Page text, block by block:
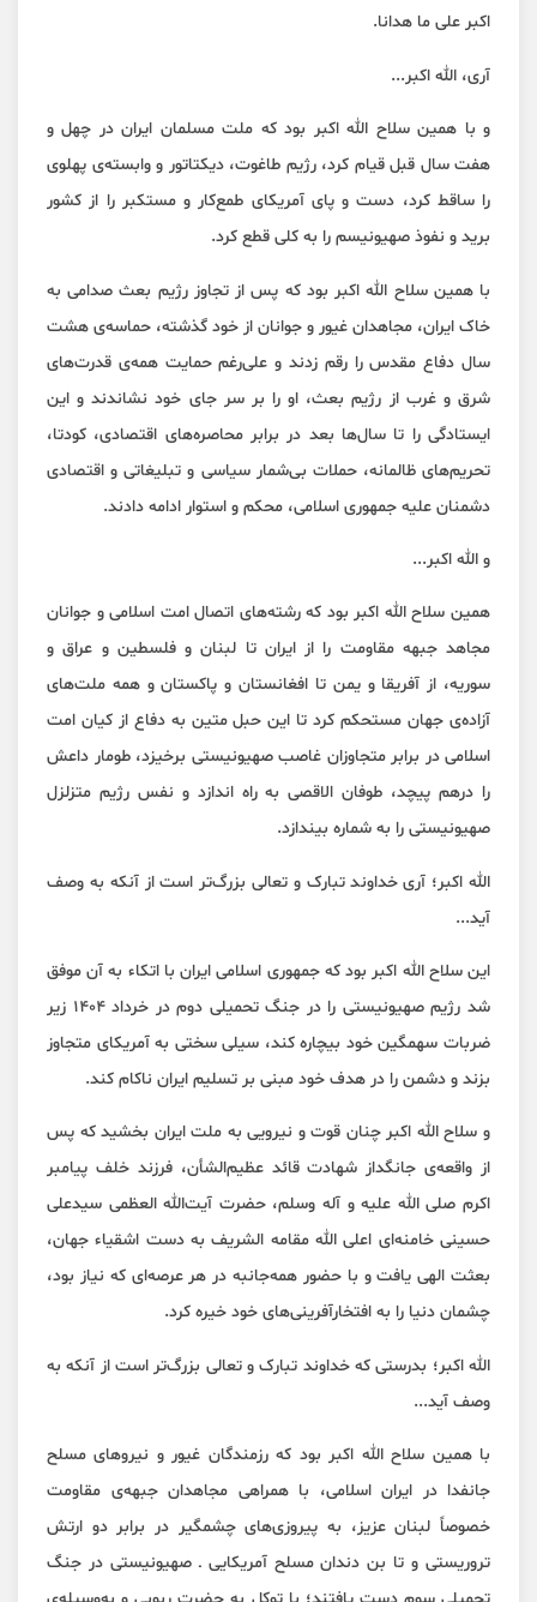
اکبر علی ما هدانا.
آری، الله اکبر...
و با همین سلاح الله اکبر بود که ملت مسلمان ایران در چهل و
هفت سال قبل قیام کرد، رژیم طاغوت، دیکتاتور و وابسته‌ی پهلوی
را ساقط کرد، دست و پای آمریکای طمع‌کار و مستکبر را از کشور
برید و نفوذ صهیونیسم را به کلی قطع کرد.
با همین سلاح الله اکبر بود که پس از تجاوز رژیم بعث صدامی به
خاک ایران، مجاهدان غیور و جوانان از خود گذشته، حماسه‌ی هشت
سال دفاع مقدس را رقم زدند و علی‌رغم حمایت همه‌ی قدرت‌های
شرق و غرب از رژیم بعث، او را بر سر جای خود نشاندند و این
ایستادگی را تا سال‌ها بعد در برابر محاصره‌های اقتصادی، کودتا،
تحریم‌های ظالمانه، حملات بی‌شمار سیاسی و تبلیغاتی و اقتصادی
دشمنان علیه جمهوری اسلامی، محکم و استوار ادامه دادند.
و الله اکبر...
همین سلاح الله اکبر بود که رشته‌های اتصال امت اسلامی و جوانان
مجاهد جبهه مقاومت را از ایران تا لبنان و فلسطین و عراق و
سوریه، از آفریقا و یمن تا افغانستان و پاکستان و همه ملت‌های
آزاده‌ی جهان مستحکم کرد تا این حبل متین به دفاع از کیان امت
اسلامی در برابر متجاوزان غاصب صهیونیستی برخیزد، طومار داعش
را درهم پیچد، طوفان الاقصی به راه اندازد و نفس رژیم متزلزل
صهیونیستی را به شماره بیندازد.
الله اکبر؛ آری خداوند تبارک و تعالی بزرگ‌تر است از آنکه به وصف
آید...
این سلاح الله اکبر بود که جمهوری اسلامی ایران با اتکاء به آن موفق
شد رژیم صهیونیستی را در جنگ تحمیلی دوم در خرداد ۱۴۰۴ زیر
ضربات سهمگین خود بیچاره کند، سیلی سختی به آمریکای متجاوز
بزند و دشمن را در هدف خود مبنی بر تسلیم ایران ناکام کند.
و سلاح الله اکبر چنان قوت و نیرویی به ملت ایران بخشید که پس
از واقعه‌ی جانگداز شهادت قائد عظیم‌الشأن، فرزند خلف پیامبر
اکرم صلی الله علیه و آله وسلم، حضرت آیت‌الله العظمی سیدعلی
حسینی خامنه‌ای اعلی الله مقامه الشریف به دست اشقیاء جهان،
بعثت الهی یافت و با حضور همه‌جانبه در هر عرصه‌ای که نیاز بود،
چشمان دنیا را به افتخارآفرینی‌های خود خیره کرد.
الله اکبر؛ بدرستی که خداوند تبارک و تعالی بزرگ‌تر است از آنکه به
وصف آید...
با همین سلاح الله اکبر بود که رزمندگان غیور و نیروهای مسلح
جانفدا در ایران اسلامی، با همراهی مجاهدان جبهه‌ی مقاومت
خصوصاً لبنان عزیز، به پیروزی‌های چشمگیر در برابر دو ارتش
تروریستی و تا بن دندان مسلح آمریکایی ـ صهیونیستی در جنگ